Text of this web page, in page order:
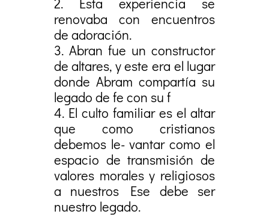
Esta experiencia se
renovaba con encuentros
de adoración.
Abran fue un constructor
de altares, y este era el lugar
donde Abram compartía su
legado de fe con su f
El culto familiar es el altar
que como cristianos
debemos le- vantar como el
espacio de transmisión de
valores morales y religiosos
a nuestros Ese debe ser
nuestro legado.